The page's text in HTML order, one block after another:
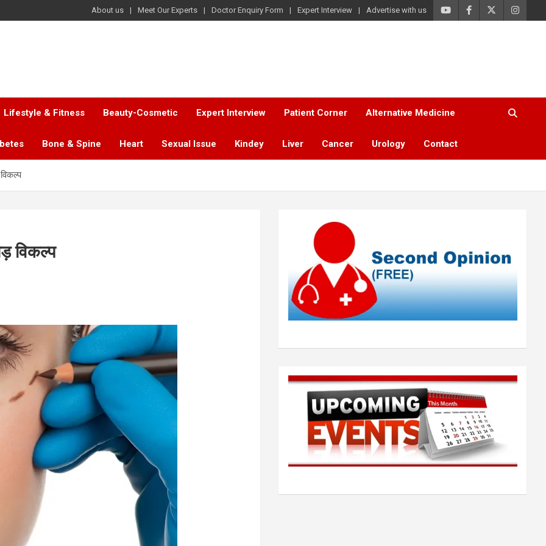
About us Meet Our Experts Doctor Enquiry Form Expert Interview Advertise with us
Lifestyle & Fitness Beauty-Cosmetic Expert Interview Patient Corner Alternative Medicine
Bone & Spine Heart Sexual Issue Kindey Liver Cancer Urology Contact
विकल्प